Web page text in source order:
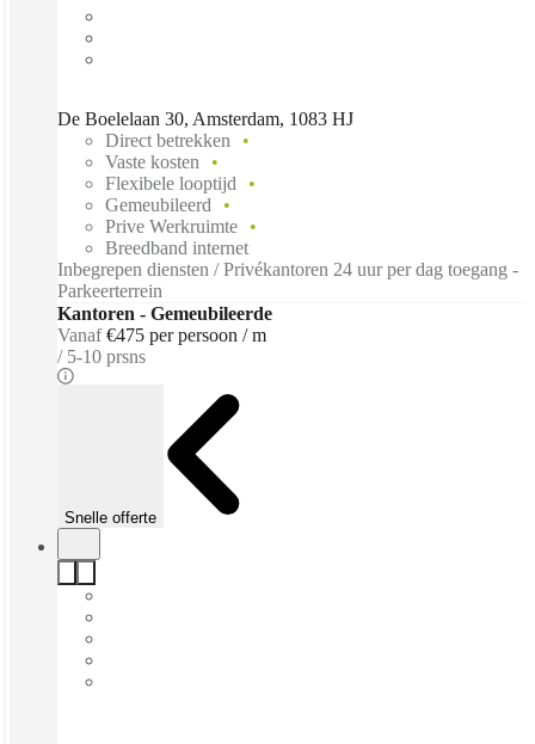
De Boelelaan 30, Amsterdam, 1083 HJ
Direct betrekken
Vaste kosten
Flexibele looptijd
Gemeubileerd
Prive Werkruimte
Breedband internet
Inbegrepen diensten / Privékantoren 24 uur per dag toegang -
Parkeerterrein
Kantoren - Gemeubileerde
Vanaf €475 per persoon / m
5-10 prsns
Snelle offerte